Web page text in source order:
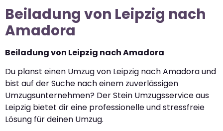
Beiladung von Leipzig nach
Amadora
Beiladung von Leipzig nach Amadora
Du planst einen Umzug von Leipzig nach Amadora und
bist auf der Suche nach einem zuverlässigen
Umzugsunternehmen? Der Stein Umzugsservice aus
Leipzig bietet dir eine professionelle und stressfreie
Lösung für deinen Umzug.